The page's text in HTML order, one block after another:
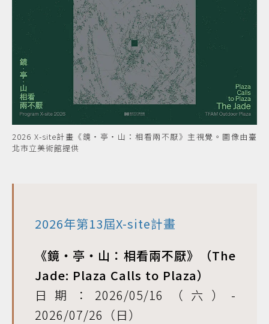
2026 X-site計畫《鏡・亭・山：相看兩不厭》主視覺。圖像由臺
北市立美術館提供
2026年第13屆X-site計畫
《鏡・亭・山：相看兩不厭》（The
Jade: Plaza Calls to Plaza）
日期：2026/05/16（六）-
2026/07/26（日）